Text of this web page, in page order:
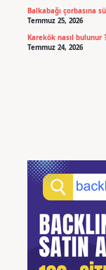
Balkabağı çorbasına
Temmuz 25, 2026
Karekök nasıl bulunur
Temmuz 24, 2026